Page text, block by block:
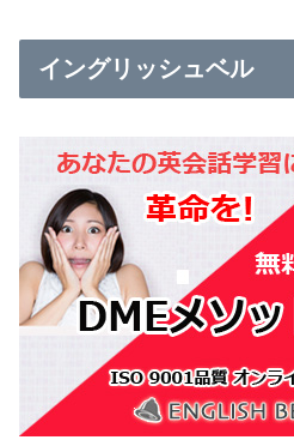
イングリッシュベル